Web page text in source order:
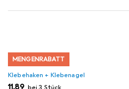
MENGENRABATT
Klebehaken + Klebenagel